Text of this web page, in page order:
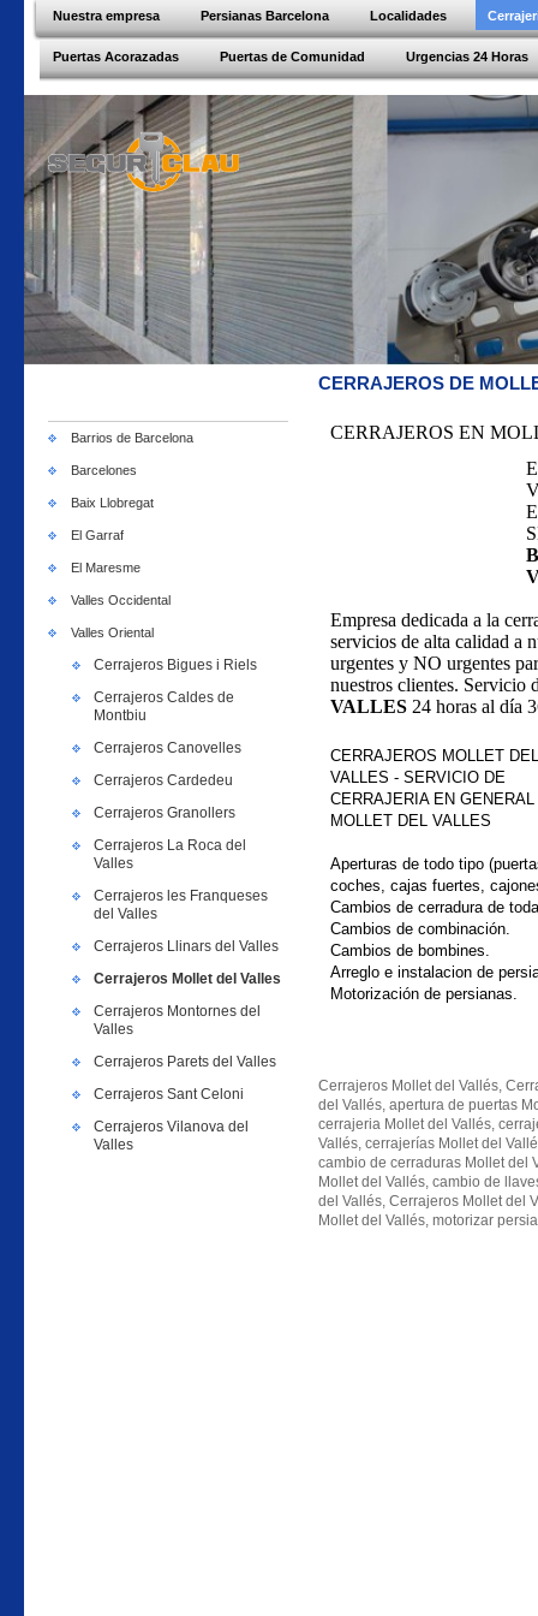
Nuestra empresa Persianas Barcelona Localidades
Puertas Acorazadas Puertas de Comunidad Urgencias 24 Horas
Barrios de Barcelona
Barcelones
Baix Llobregat
El Garraf
El Maresme
Valles Occidental
Valles Oriental
Cerrajeros Bigues i Riels
Cerrajeros Caldes de
Montbiu
Cerrajeros Canovelles
Cerrajeros Cardedeu
Cerrajeros Granollers
Cerrajeros La Roca del
Valles
Cerrajeros les Franqueses
del Valles
Cerrajeros Llinars del Valles
Cerrajeros Mollet del Valles
Cerrajeros Montornes del
Valles
Cerrajeros Parets del Valles
Cerrajeros Sant Celoni
Cerrajeros Vilanova del
Valles
CERRAJEROS DE
CERRAJEROS EN
Empresa dedicada a la
servicios de alta calidad a
urgentes y NO urgentes
nuestros clientes. Servicio
VALLES 24 horas al día
CERRAJEROS MOLLET DEL
VALLES - SERVICIO DE
CERRAJERIA EN GENERAL
MOLLET DEL VALLES
Aperturas de todo tipo
coches, cajas fuertes,
Cambios de cerradura de
Cambios de combinación.
Cambios de bombines.
Arreglo e instalacion de
Motorización de persianas.
Cerrajeros Mollet del Vallés,
del Vallés, apertura de puertas
cerrajeria Mollet del Vallés,
Vallés, cerrajerías Mollet del
cambio de cerraduras Mollet del
Mollet del Vallés, cambio de
del Vallés, Cerrajeros Mollet del
Mollet del Vallés, motorizar